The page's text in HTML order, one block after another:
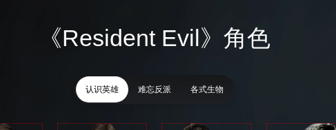
《Resident Evil》角色
认识英雄 难忘反派 各式生物